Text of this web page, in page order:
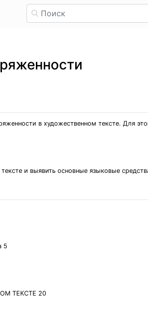
в художественном тексте. Для
и выявить основные языковые
5
ТЕКСТЕ 20